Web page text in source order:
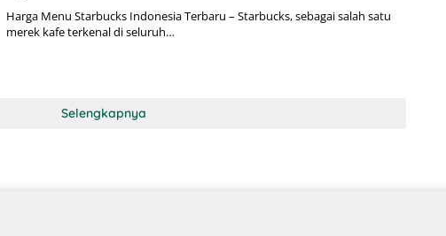
Harga Menu Starbucks Indonesia Terbaru – Starbucks, sebagai salah satu
merek kafe terkenal di seluruh…
Selengkapnya